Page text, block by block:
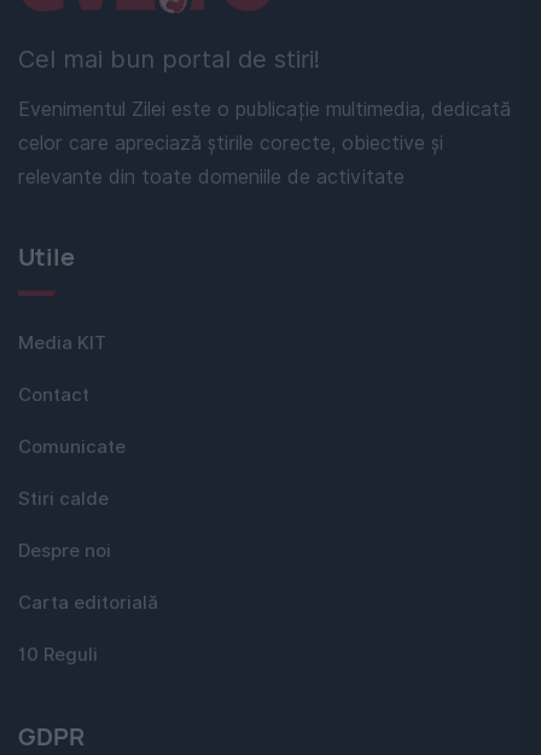
Cel mai bun portal de stiri!
Evenimentul Zilei este o publicație multimedia, dedicată
celor care apreciază știrile corecte, obiective și
relevante din toate domeniile de activitate
Utile
Media KIT
Contact
Comunicate
Stiri calde
Despre noi
Carta editorială
10 Reguli
GDPR